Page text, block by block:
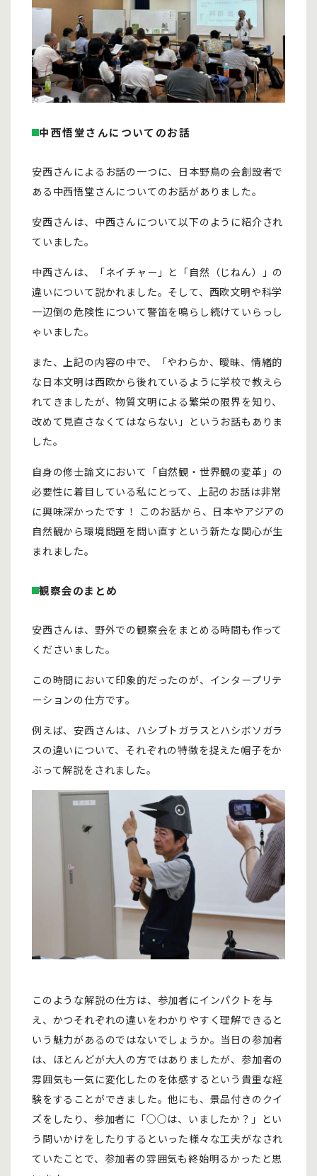
中西悟堂さんについてのお話
安西さんによるお話の一つに、日本野鳥の会創設者で
ある中西悟堂さんについてのお話がありました。
安西さんは、中西さんについて以下のように紹介され
ていました。
中西さんは、「ネイチャー」と「自然（じねん）」の
違いについて説かれました。そして、西欧文明や科学
一辺倒の危険性について警笛を鳴らし続けていらっし
ゃいました。
また、上記の内容の中で、「やわらか、曖昧、情緒的
な日本文明は西欧から後れているように学校で教えら
れてきましたが、物質文明による繁栄の限界を知り、
改めて見直さなくてはならない」というお話もありま
した。
自身の修士論文において「自然観・世界観の変革」の
必要性に着目している私にとって、上記のお話は非常
に興味深かったです！ このお話から、日本やアジアの
自然観から環境問題を問い直すという新たな関心が生
まれました。
観察会のまとめ
安西さんは、野外での観察会をまとめる時間も作って
くださいました。
この時間において印象的だったのが、インタープリテ
ーションの仕方です。
例えば、安西さんは、ハシブトガラスとハシボソガラ
スの違いについて、それぞれの特徴を捉えた帽子をか
ぶって解説をされました。
このような解説の仕方は、参加者にインパクトを与
え、かつそれぞれの違いをわかりやすく理解できると
いう魅力があるのではないでしょうか。当日の参加者
は、ほとんどが大人の方ではありましたが、参加者の
雰囲気も一気に変化したのを体感するという貴重な経
験をすることができました。他にも、景品付きのクイ
ズをしたり、参加者に「○○は、いましたか？」とい
う問いかけをしたりするといった様々な工夫がなされ
ていたことで、参加者の雰囲気も終始明るかったと思